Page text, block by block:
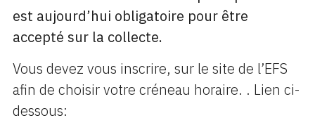
est aujourd’hui obligatoire pour être
accepté sur la collecte.
Vous devez vous inscrire, sur le site de l’EFS
afin de choisir votre créneau horaire. . Lien ci-
dessous: